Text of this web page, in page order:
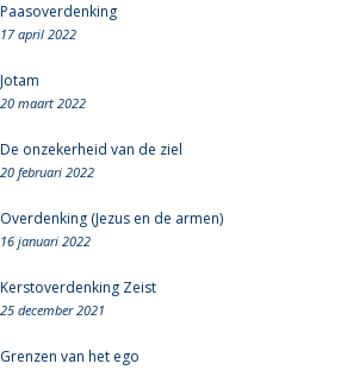
Paasoverdenking
17 april 2022
Jotam
20 maart 2022
De onzekerheid van de ziel
20 februari 2022
Overdenking (Jezus en de armen)
16 januari 2022
Kerstoverdenking Zeist
25 december 2021
Grenzen van het ego